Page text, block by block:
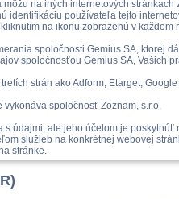
na iných internetových
používateľa tejto
na ikonu zobrazenú v každom
spoločnosti Gemius SA, ktorej
spoločnosťou Gemius SA, Vašich
strán ako Adform, Etarget,
spoločnosť Zoznam, s.r.o.
údajmi, ale jeho účelom je
služieb na konkrétnej webovej
stránke.